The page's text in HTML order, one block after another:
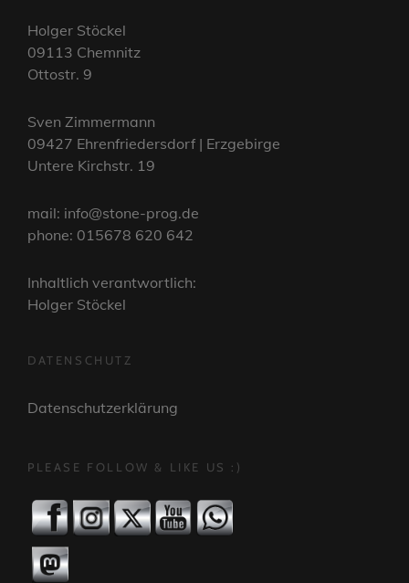
Holger Stöckel
09113 Chemnitz
Ottostr. 9
Sven Zimmermann
09427 Ehrenfriedersdorf | Erzgebirge
Untere Kirchstr. 19
mail: info@stone-prog.de
phone: 015678 620 642
Inhaltlich verantwortlich:
Holger Stöckel
DATENSCHUTZ
Datenschutzerklärung
PLEASE FOLLOW & LIKE US :)